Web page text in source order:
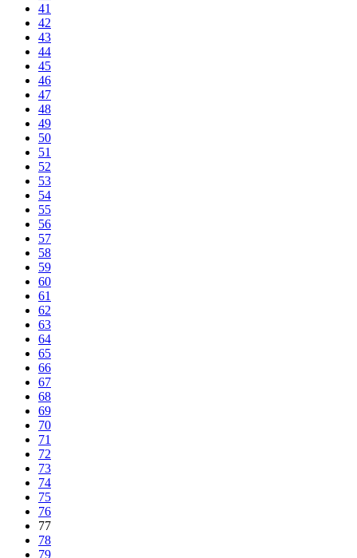
41
42
43
44
45
46
47
48
49
50
51
52
53
54
55
56
57
58
59
60
61
62
63
64
65
66
67
68
69
70
71
72
73
74
75
76
77
78
79